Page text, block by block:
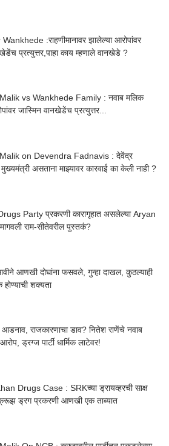
:राहणीमानावर झालेल्या आरोपांवर
प्रत्युत्तर,पाहा काय म्हणाले वानखेडे ?
vs Wankhede Family : नवाब मलिक
जास्मिन वानखेडेंच प्रत्युत्तर...
on Devendra Fadnavis : देवेंद्र
असताना माझ्यावर कारवाई का केली नाही ?
Party प्रकरणी कारागृहात असलेल्या Aryan
राम-सीतेवरील पुस्तकं?
आणखी दोघांना फसवले, गुन्हा दाखल, कुठल्याही
शक्यता
राजकारणाचा डाव? नितेश राणेंचे नवाब
ड्रग्ज पार्टी धार्मिक लाटेवर!
Drugs Case : SRKच्या ड्रायव्हरची साक्ष
ड्रग प्रकरणी आणखी एक ताब्यात